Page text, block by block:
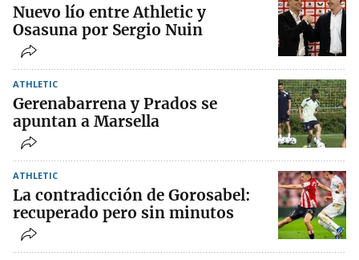
Nuevo lío entre Athletic y
Osasuna por Sergio Nuin
ATHLETIC
Gerenabarrena y Prados se
apuntan a Marsella
ATHLETIC
La contradicción de Gorosabel:
recuperado pero sin minutos